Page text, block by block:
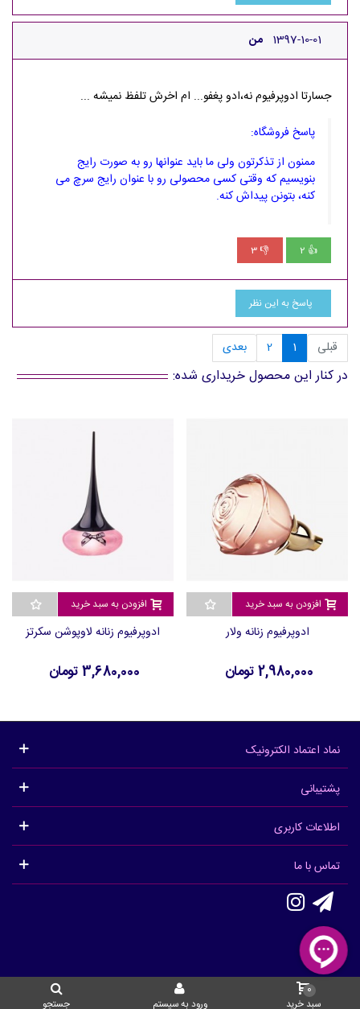
من 1397-10-01
جسارتا ادوپرفیوم نه،ادو پغفو... ام اخرش تلفظ نمیشه ...
پاسخ فروشگاه:
ممنون از تذکرتون ولی ما باید عنوانها رو به صورت رایج
بنویسیم که وقتی کسی محصولی رو با عنوان رایج سرچ می
کنه، بتونن پیداش کنه.
👍
2
👎
3
پاسخ به این نظر
قبلی 1
2 بعدی
در کنار این محصول خریداری شده:
افزودن به سبد خرید
ادوپرفیوم زنانه ولار
2,980,000 تومان
افزودن به سبد خرید
ادوپرفیوم زنانه لاوپوشن سکرتز
3,680,000 تومان
نماد اعتماد الکترونیک
پشتیبانی
اطلاعات کاربری
تماس با ما
سبد خرید
0
ورود به سیستم جستجو